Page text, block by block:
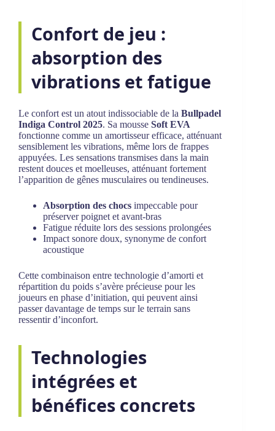
Confort de jeu :
absorption des
vibrations et fatigue
Le confort est un atout indissociable de la Bullpadel
Indiga Control 2025. Sa mousse Soft EVA
fonctionne comme un amortisseur efficace, atténuant
sensiblement les vibrations, même lors de frappes
appuyées. Les sensations transmises dans la main
restent douces et moelleuses, atténuant fortement
l’apparition de gênes musculaires ou tendineuses.
Absorption des chocs impeccable pour
préserver poignet et avant-bras
Fatigue réduite lors des sessions prolongées
Impact sonore doux, synonyme de confort
acoustique
Cette combinaison entre technologie d’amorti et
répartition du poids s’avère précieuse pour les
joueurs en phase d’initiation, qui peuvent ainsi
passer davantage de temps sur le terrain sans
ressentir d’inconfort.
Technologies
intégrées et
bénéfices concrets